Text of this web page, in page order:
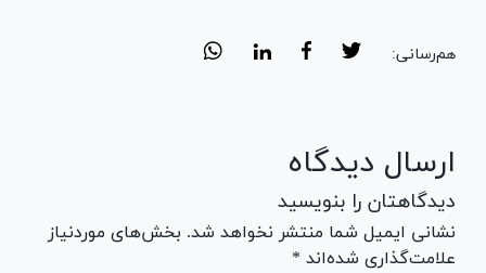
هم‌رسانی:
ارسال دیدگاه
دیدگاهتان را بنویسید
نشانی ایمیل شما منتشر نخواهد شد. بخش‌های موردنیاز
علامت‌گذاری شده‌اند *